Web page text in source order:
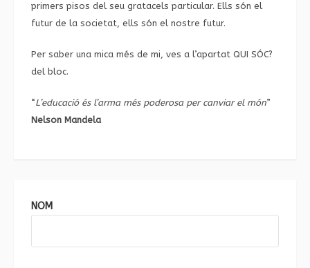
primers pisos del seu gratacels particular. Ells són el
futur de la societat, ells són el nostre futur.
Per saber una mica més de mi, ves a l’apartat QUI SÓC?
del bloc.
“L’educació és l’arma més poderosa per canviar el món”
Nelson Mandela
NOM